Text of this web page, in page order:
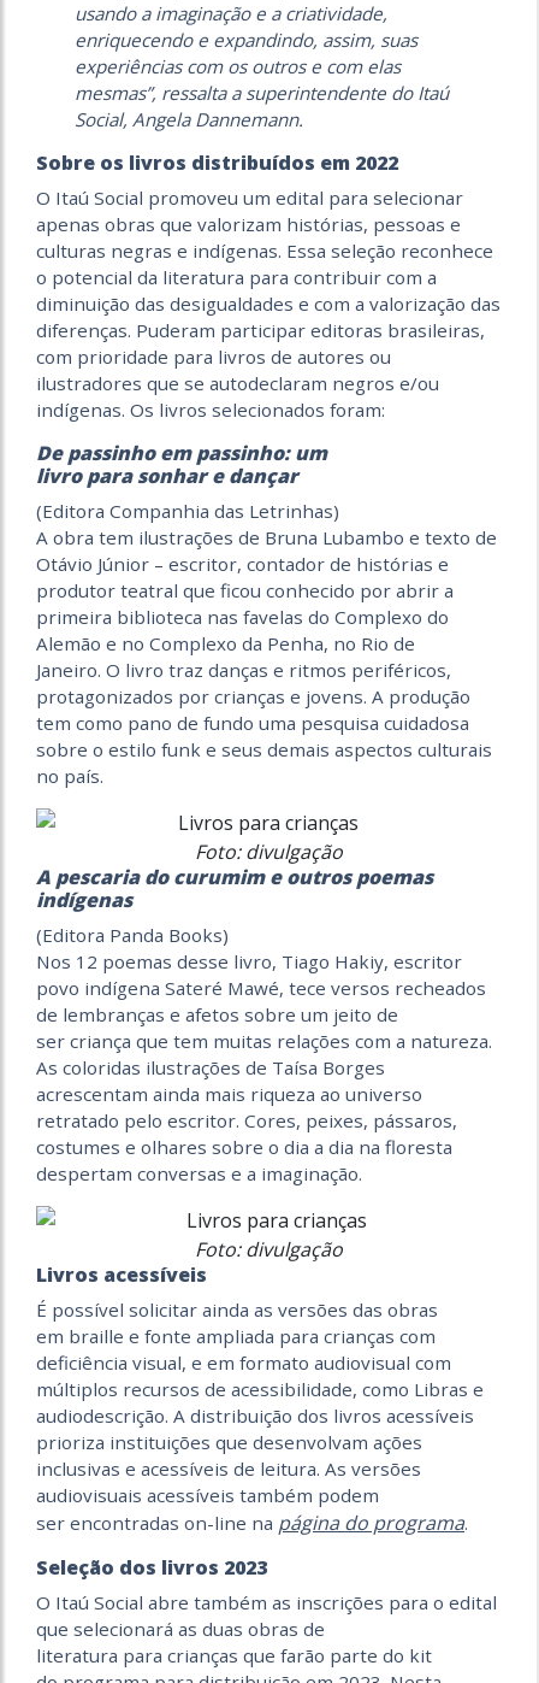
usando a imaginação e a criatividade,
enriquecendo e expandindo, assim, suas
experiências com os outros e com elas
mesmas”, ressalta a superintendente do Itaú
Social, Angela Dannemann.
Sobre os livros distribuídos em 2022
O Itaú Social promoveu um edital para selecionar
apenas obras que valorizam histórias, pessoas e
culturas negras e indígenas. Essa seleção reconhece
o potencial da literatura para contribuir com a
diminuição das desigualdades e com a valorização das
diferenças. Puderam participar editoras brasileiras,
com prioridade para livros de autores ou
ilustradores que se autodeclaram negros e/ou
indígenas. Os livros selecionados foram:
De passinho em passinho: um
livro para sonhar e dançar
(Editora Companhia das Letrinhas)
A obra tem ilustrações de Bruna Lubambo e texto de
Otávio Júnior – escritor, contador de histórias e
produtor teatral que ficou conhecido por abrir a
primeira biblioteca nas favelas do Complexo do
Alemão e no Complexo da Penha, no Rio de
Janeiro. O livro traz danças e ritmos periféricos,
protagonizados por crianças e jovens. A produção
tem como pano de fundo uma pesquisa cuidadosa
sobre o estilo funk e seus demais aspectos culturais
no país.
Foto: divulgação
A pescaria do curumim e outros poemas
indígenas
(Editora Panda Books)
Nos 12 poemas desse livro, Tiago Hakiy, escritor
povo indígena Sateré Mawé, tece versos recheados
de lembranças e afetos sobre um jeito de
ser criança que tem muitas relações com a natureza.
As coloridas ilustrações de Taísa Borges
acrescentam ainda mais riqueza ao universo
retratado pelo escritor. Cores, peixes, pássaros,
costumes e olhares sobre o dia a dia na floresta
despertam conversas e a imaginação.
Foto: divulgação
Livros acessíveis
É possível solicitar ainda as versões das obras
em braille e fonte ampliada para crianças com
deficiência visual, e em formato audiovisual com
múltiplos recursos de acessibilidade, como Libras e
audiodescrição. A distribuição dos livros acessíveis
prioriza instituições que desenvolvam ações
inclusivas e acessíveis de leitura. As versões
audiovisuais acessíveis também podem
ser encontradas on-line na página do programa.
Seleção dos livros 2023
O Itaú Social abre também as inscrições para o edital
que selecionará as duas obras de
literatura para crianças que farão parte do kit